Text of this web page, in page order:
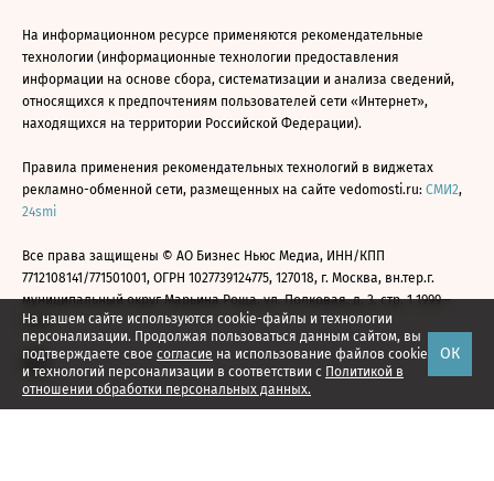
На нашем сайте используются cookie-файлы и технологии
персонализации. Продолжая пользоваться данным сайтом, вы
подтверждаете свое согласие на использование файлов cookie
и технологий персонализации в соответствии с Политикой в
отношении обработки персональных данных.
ОК
На информационном ресурсе применяются рекомендательные
технологии (информационные технологии предоставления
информации на основе сбора, систематизации и анализа сведений,
относящихся к предпочтениям пользователей сети «Интернет»,
находящихся на территории Российской Федерации).
Правила применения рекомендательных технологий в виджетах
рекламно-обменной сети, размещенных на сайте vedomosti.ru: СМИ2,
24smi
Все права защищены © АО Бизнес Ньюс Медиа, ИНН/КПП
7712108141/771501001, ОГРН 1027739124775, 127018, г. Москва, вн.тер.г.
муниципальный округ Марьина Роща, ул. Полковая, д. 3, стр. 1 1999—
2026